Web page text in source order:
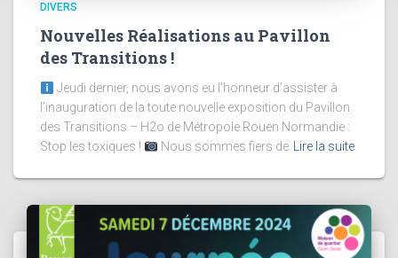
DIVERS
Nouvelles Réalisations au Pavillon
des Transitions !
Jeudi dernier, nous avons eu l’honneur d’assister à
l’inauguration de la toute nouvelle exposition du Pavillon
des Transitions – H2o de Métropole Rouen Normandie :
Stop les toxiques !
Nous sommes fiers de Lire la suite